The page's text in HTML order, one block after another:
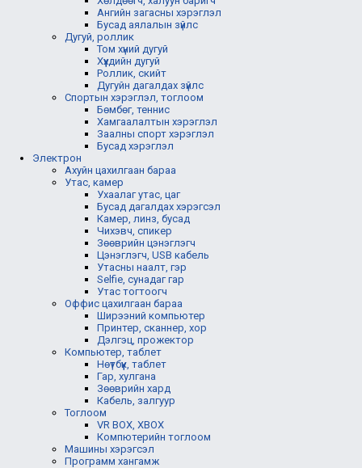
Ангийн загасны хэрэглэл
Бусад аялалын зүйлс
Дугуй, роллик
Том хүний дугуй
Хүүхдийн дугуй
Роллик, скийт
Дугуйн дагалдах зүйлс
Спортын хэрэглэл, тоглоом
Бөмбөг, теннис
Хамгаалалтын хэрэглэл
Заалны спорт хэрэглэл
Бусад хэрэглэл
Электрон
Ахуйн цахилгаан бараа
Утас, камер
Ухаалаг утас, цаг
Бусад дагалдах хэрэгсэл
Камер, линз, бусад
Чихэвч, спикер
Зөөврийн цэнэглэгч
Цэнэглэгч, USB кабель
Утасны наалт, гэр
Selfie, сунадаг гар
Утас тогтоогч
Оффис цахилгаан бараа
Ширээний компьютер
Принтер, сканнер, хор
Дэлгэц, прожектор
Компьютер, таблет
Нөүтбүүк, таблет
Гар, хулгана
Зөөврийн хард
Кабель, залгуур
Тоглоом
VR BOX, XBOX
Компютерийн тоглоом
Машины хэрэгсэл
Программ хангамж